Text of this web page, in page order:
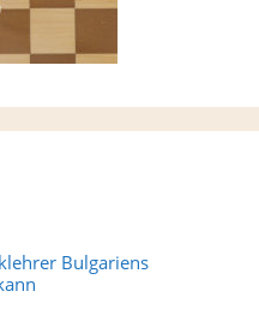
Bulgariens